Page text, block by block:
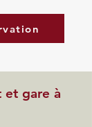
et gare à